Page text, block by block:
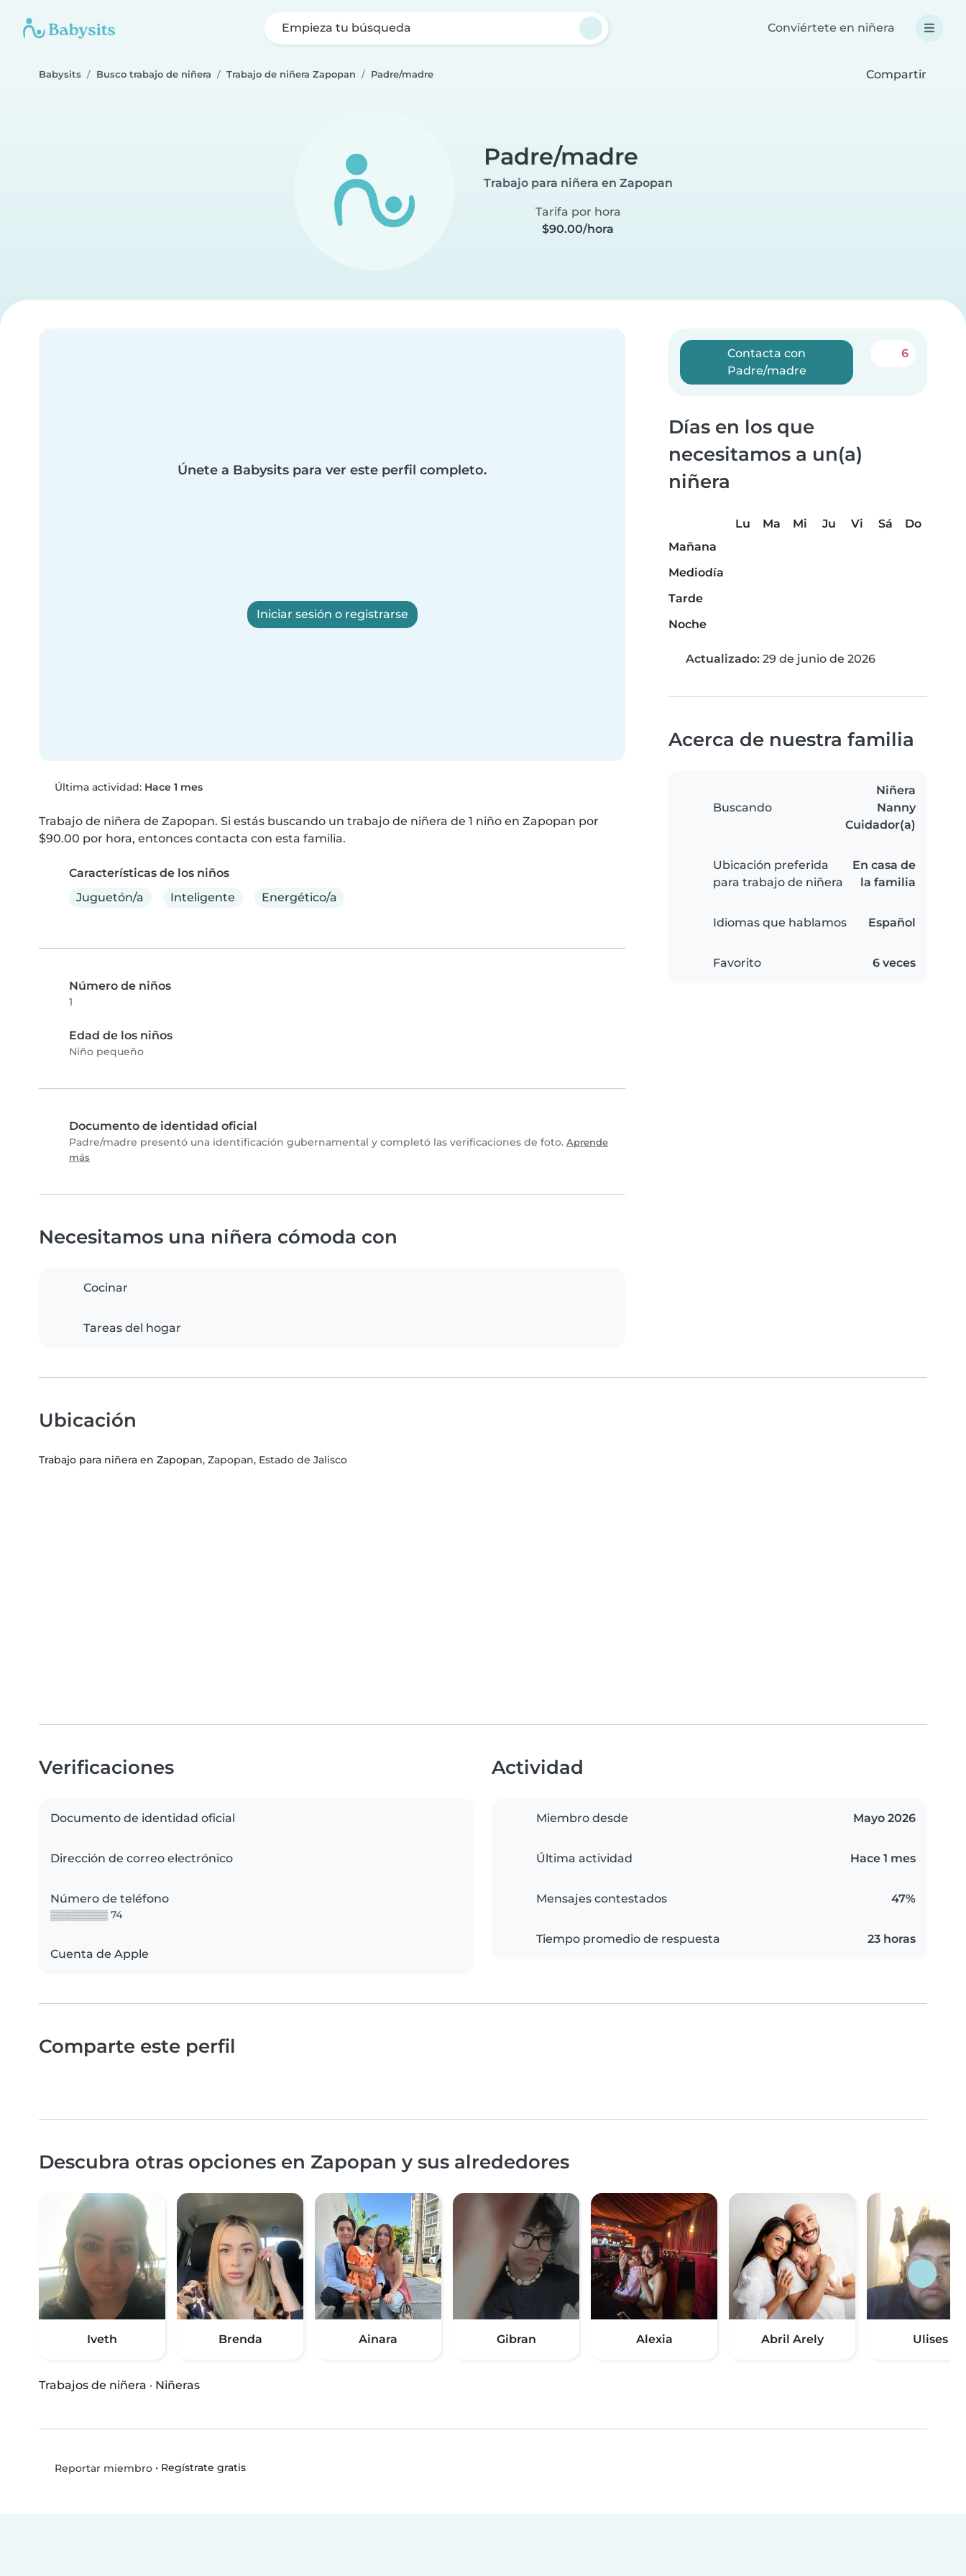
Empieza tu búsqueda Conviértete en niñera
Babysits Busco trabajo de niñera Trabajo de niñera Zapopan Padre/madre Compartir
Padre/madre
Trabajo para niñera en Zapopan
Tarifa por hora
$90.00/hora
Únete a Babysits para ver este perfil completo.
Iniciar sesión o registrarse
Última actividad: Hace 1 mes
Trabajo de niñera de Zapopan. Si estás buscando un trabajo de niñera de 1 niño en Zapopan por
$90.00 por hora, entonces contacta con esta familia.
Características de los niños
Juguetón/a
Inteligente Energético/a
Número de niños
1
Edad de los niños
Niño pequeño
Documento de identidad oficial
Padre/madre presentó una identificación gubernamental y completó las verificaciones de foto. Aprende
más
Contacta con
Padre/madre
6
Días en los que
necesitamos a un(a)
niñera
Lu Ma Mi Ju Vi Sá
Do
Mañana
Mediodía
Tarde
Noche
Actualizado: 29 de junio de 2026
Acerca de nuestra familia
Buscando
Niñera
Nanny
Cuidador(a)
Ubicación preferida
para trabajo de niñera
En casa de
la familia
Idiomas que hablamos Español
Favorito 6 veces
Necesitamos una niñera cómoda con
Cocinar
Tareas del hogar
Ubicación
Trabajo para niñera en Zapopan, Zapopan, Estado de Jalisco
Verificaciones
Documento de identidad oficial
Dirección de correo electrónico
Número de teléfono
▒▒▒▒▒▒▒▒ 74
Cuenta de Apple
Actividad
Miembro desde Mayo 2026
Última actividad Hace 1 mes
Mensajes contestados 47%
Tiempo promedio de respuesta 23 horas
Comparte este perfil
Descubra otras opciones en Zapopan y sus alrededores
Iveth Brenda Ainara Gibran Alexia Abril Arely Ulises
Trabajos de niñera · Niñeras
Reportar miembro• Regístrate gratis